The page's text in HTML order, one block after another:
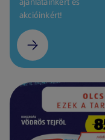
akcióinkért!